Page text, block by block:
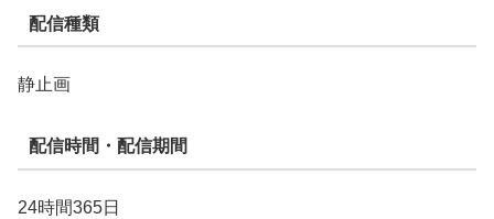
配信種類
静止画
配信時間・配信期間
24時間365日